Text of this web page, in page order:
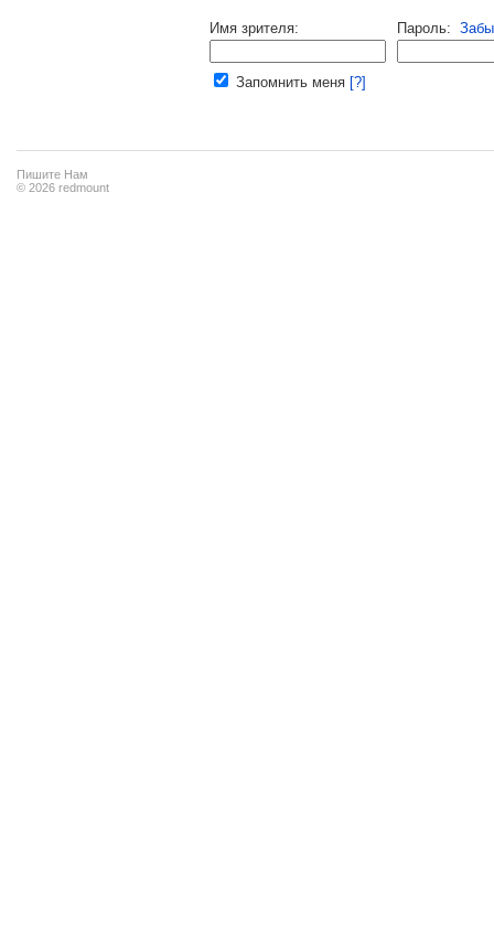
Имя зрителя: Пароль:
Запомнить меня [?]
Пишите Нам
© 2026 redmount